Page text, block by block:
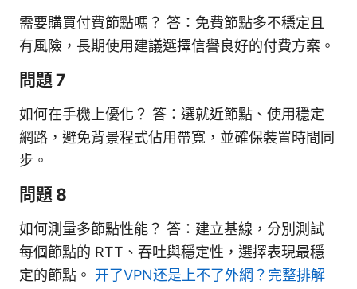
需要購買付費節點嗎？ 答：免費節點多不穩定且
有風險，長期使用建議選擇信譽良好的付費方案。
問題 7
如何在手機上優化？ 答：選就近節點、使用穩定
網路，避免背景程式佔用帶寬，並確保裝置時間同
步。
問題 8
如何測量多節點性能？ 答：建立基線，分別測試
每個節點的 RTT、吞吐與穩定性，選擇表現最穩
定的節點。 开了VPN还是上不了外網？完整排解